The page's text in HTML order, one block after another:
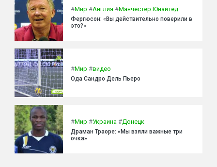
#Мир #Англия #Манчестер Юнайтед
Фергюсон: «Вы действительно поверили в
это?»
#Мир #видео
Ода Сандро Дель Пьеро
#Мир #Украина #Донецк
Драман Траоре: «Мы взяли важные три
очка»